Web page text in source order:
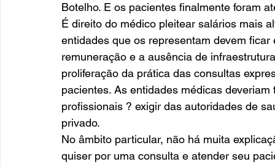
Botelho. E os pacientes finalmente foram
É direito do médico pleitear salários mais
entidades que os representam devem
remuneração e a ausência de
proliferação da prática das consultas
pacientes. As entidades médicas
profissionais ? exigir das autoridades de
privado.
No âmbito particular, não há muita
quiser por uma consulta e atender seu